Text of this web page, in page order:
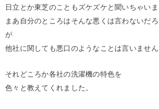
日立とか東芝のこともズケズケと聞いちゃいま
まあ自分のところはそんな悪くは言わないだ
が
他社に関しても悪口のようなことは言いません
それどころか各社の洗濯機の特色を
色々と教えてくれました。